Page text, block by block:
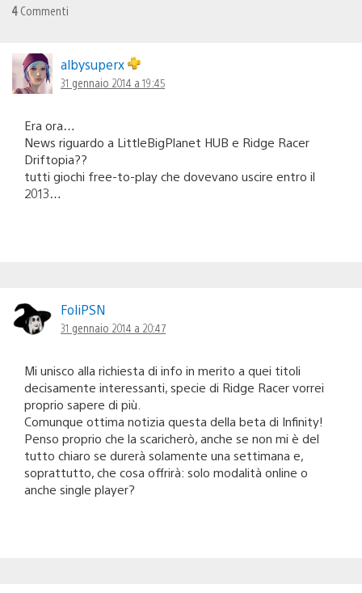
4 Commenti
albysuperx
31 gennaio 2014 a 19:45
Era ora…
News riguardo a LittleBigPlanet HUB e Ridge Racer
Driftopia??
tutti giochi free-to-play che dovevano uscire entro il
2013…
FoliPSN
31 gennaio 2014 a 20:47
Mi unisco alla richiesta di info in merito a quei titoli
decisamente interessanti, specie di Ridge Racer vorrei
proprio sapere di più.
Comunque ottima notizia questa della beta di Infinity!
Penso proprio che la scaricherò, anche se non mi è del
tutto chiaro se durerà solamente una settimana e,
soprattutto, che cosa offrirà: solo modalità online o
anche single player?